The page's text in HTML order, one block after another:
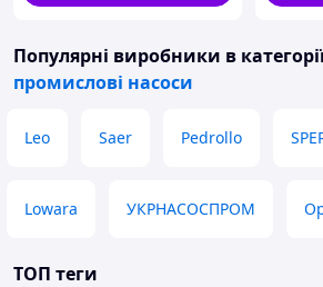
Популярні виробники в
промислові насоси
Leo Saer Pedrollo
Lowara УКРНАСОСПРОМ
ТОП теги